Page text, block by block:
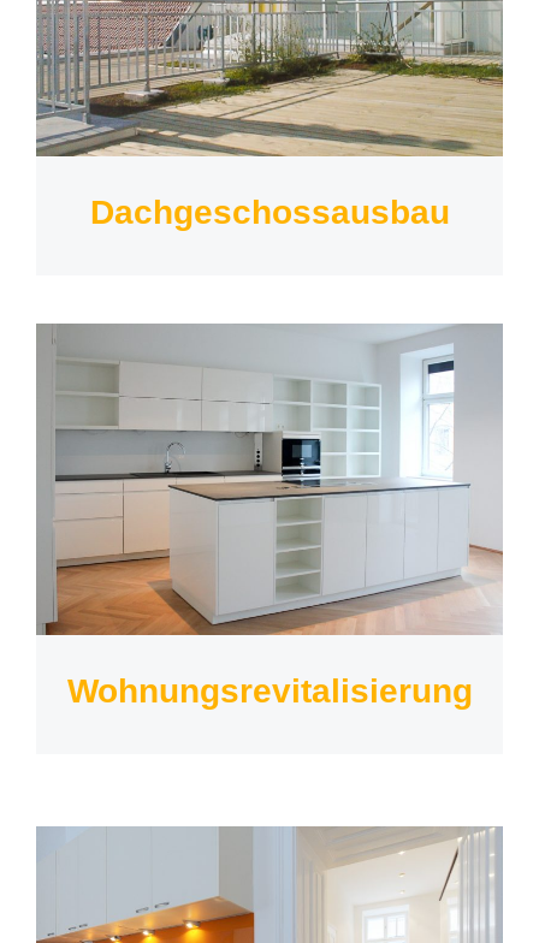
Dachgeschossausbau
Wohnungsrevitalisierung